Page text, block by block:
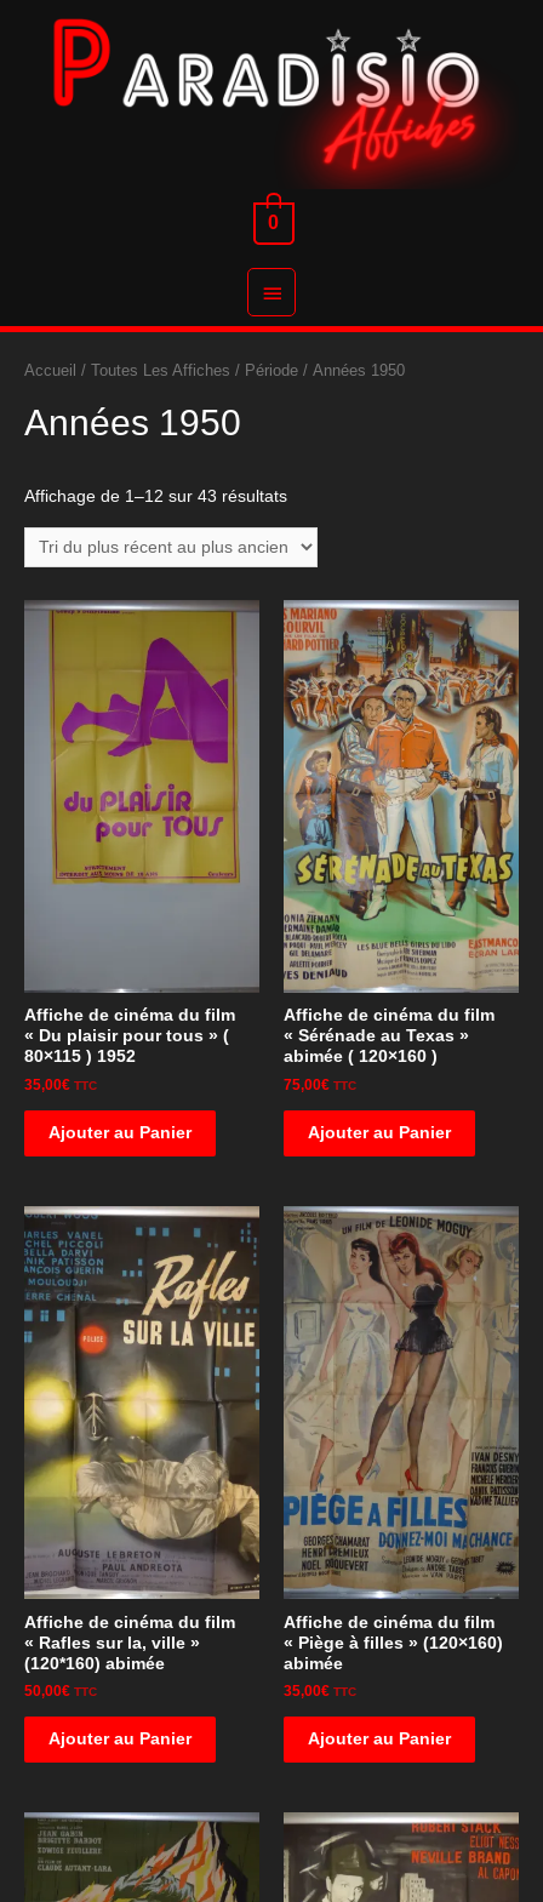
Menu
principal
0
Accueil / Toutes Les Affiches / Période / Années 1950
Années 1950
Affichage de 1–12 sur 43 résultats
Affiche de cinéma du film
« Du plaisir pour tous » (
80×115 ) 1952
35,00€ TTC
Ajouter au Panier
Affiche de cinéma du film
« Sérénade au Texas »
abimée ( 120×160 )
75,00€ TTC
Ajouter au Panier
Affiche de cinéma du film
« Rafles sur la, ville »
(120*160) abimée
50,00€ TTC
Ajouter au Panier
Affiche de cinéma du film
« Piège à filles » (120×160)
abimée
35,00€ TTC
Ajouter au Panier